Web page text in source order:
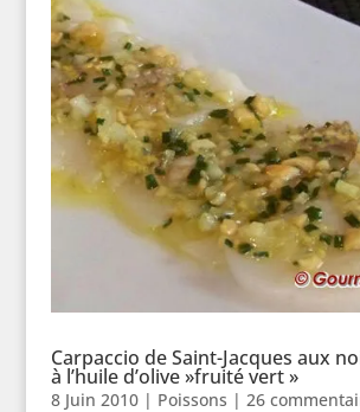
Carpaccio de Saint-Jacques aux
à l’huile d’olive »fruité vert »
8 Juin 2010| Poissons | 26